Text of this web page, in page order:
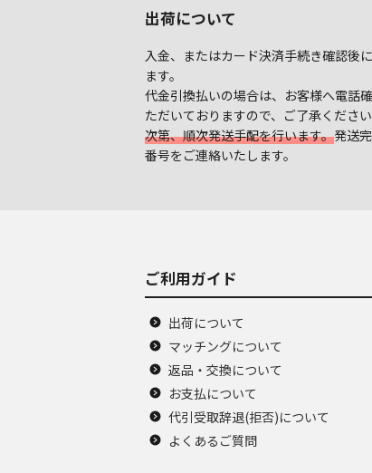
出荷について
入金、またはカード決済手続き確認後
ます。
代金引換払いの場合は、お客様へ電話
ただいておりますので、ご了承ください
次第、順次発送手配を行います。発送
番号をご連絡いたします。
ご利用ガイド
出荷について
マッチングについて
返品・交換について
お支払について
代引受取辞退(拒否)について
よくあるご質問